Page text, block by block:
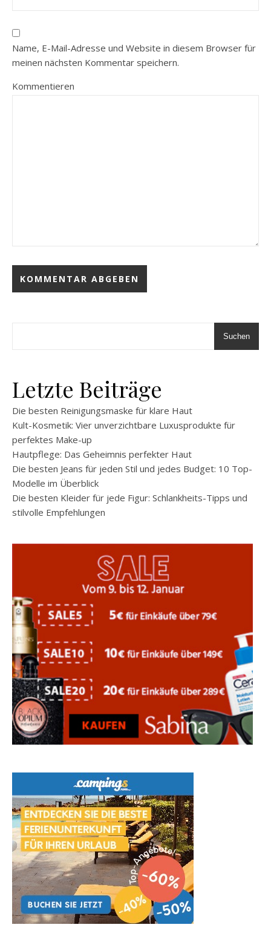
Name, E-Mail-Adresse und Website in diesem Browser für
meinen nächsten Kommentar speichern.
Kommentieren
Suchen
Letzte Beiträge
Die besten Reinigungsmaske für klare Haut
Kult-Kosmetik: Vier unverzichtbare Luxusprodukte für
perfektes Make-up
Hautpflege: Das Geheimnis perfekter Haut
Die besten Jeans für jeden Stil und jedes Budget: 10 Top-
Modelle im Überblick
Die besten Kleider für jede Figur: Schlankheits-Tipps und
stilvolle Empfehlungen